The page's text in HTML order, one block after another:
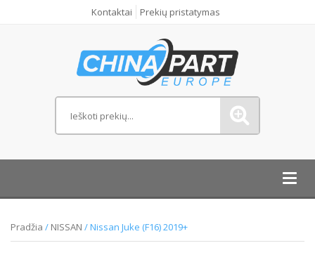
Kontaktai Prekių pristatymas
Pradžia / NISSAN / Nissan Juke (F16) 2019+